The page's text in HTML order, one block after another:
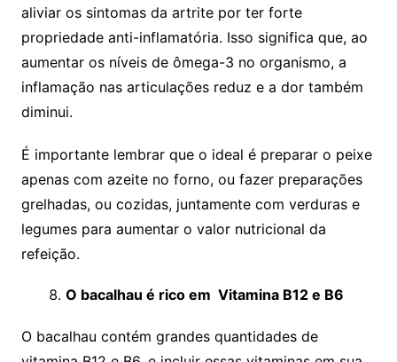
aliviar os sintomas da artrite por ter forte
propriedade anti-inflamatória. Isso significa que, ao
aumentar os níveis de ômega-3 no organismo, a
inflamação nas articulações reduz e a dor também
diminui.
É importante lembrar que o ideal é preparar o peixe
apenas com azeite no forno, ou fazer preparações
grelhadas, ou cozidas, juntamente com verduras e
legumes para aumentar o valor nutricional da
refeição.
O bacalhau é rico em Vitamina B12 e B6
O bacalhau contém grandes quantidades de